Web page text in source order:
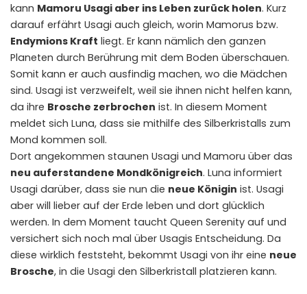
kann Mamoru Usagi aber ins Leben zurück holen. Kurz
darauf erfährt Usagi auch gleich, worin Mamorus bzw.
Endymions Kraft liegt. Er kann nämlich den ganzen
Planeten durch Berührung mit dem Boden überschauen.
Somit kann er auch ausfindig machen, wo die Mädchen
sind. Usagi ist verzweifelt, weil sie ihnen nicht helfen kann,
da ihre Brosche zerbrochen ist. In diesem Moment
meldet sich Luna, dass sie mithilfe des Silberkristalls zum
Mond kommen soll.
Dort angekommen staunen Usagi und Mamoru über das
neu auferstandene Mondkönigreich. Luna informiert
Usagi darüber, dass sie nun die neue Königin ist. Usagi
aber will lieber auf der Erde leben und dort glücklich
werden. In dem Moment taucht Queen Serenity auf und
versichert sich noch mal über Usagis Entscheidung. Da
diese wirklich feststeht, bekommt Usagi von ihr eine neue
Brosche, in die Usagi den Silberkristall platzieren kann.